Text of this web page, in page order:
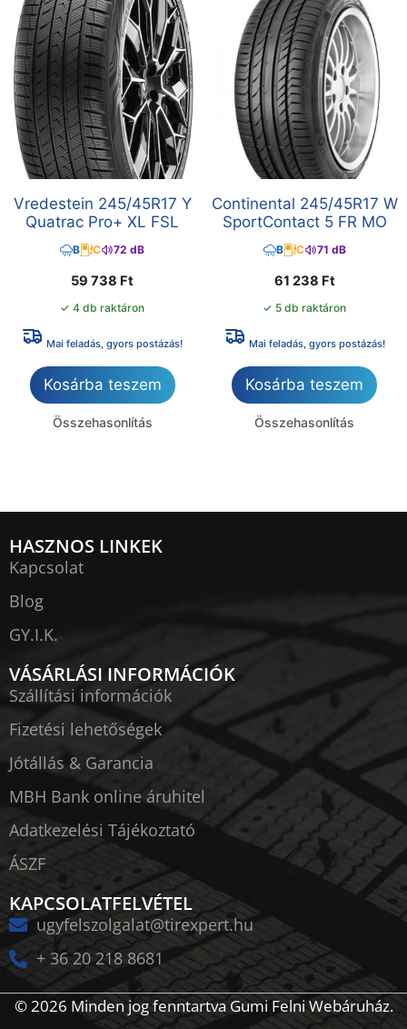
Vredestein 245/45R17 Y
Quatrac Pro+ XL FSL
B C 72 dB
59 738 Ft
✓ 4 db raktáron
Mai feladás, gyors postázás!
Kosárba teszem
Összehasonlítás
Continental 245/45R17 W
SportContact 5 FR MO
B C 71 dB
61 238 Ft
✓ 5 db raktáron
Mai feladás, gyors postázás!
Kosárba teszem
Összehasonlítás
HASZNOS LINKEK
Kapcsolat
Blog
GY.I.K.
VÁSÁRLÁSI INFORMÁCIÓK
Szállítási információk
Fizetési lehetőségek
Jótállás & Garancia
MBH Bank online áruhitel
Adatkezelési Tájékoztató
ÁSZF
KAPCSOLATFELVÉTEL
ugyfelszolgalat@tirexpert.hu
+ 36 20 218 8681
© 2026 Minden jog fenntartva Gumi Felni Webáruház.